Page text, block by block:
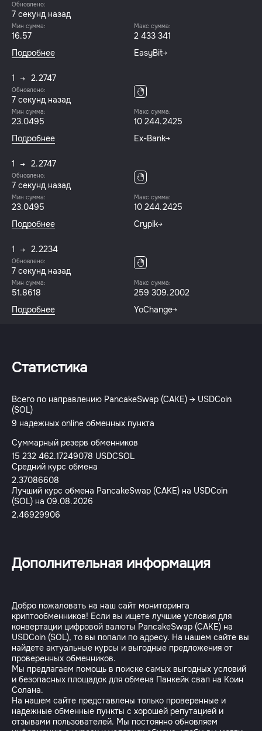
Обновлено:
8 секунд назад
Мин сумма:
16.57
Макс сумма:
2 433 341
Подробнее
EasyBit
1 2.2747
Обновлено:
8 секунд назад
Мин сумма:
23.0495
Макс сумма:
10 244.2425
Подробнее
Ex-Bank
1 2.2747
Обновлено:
8 секунд назад
Мин сумма:
23.0495
Макс сумма:
10 244.2425
Подробнее
Crypik
1 2.2234
Обновлено:
8 секунд назад
Мин сумма:
51.8618
Макс сумма:
259 309.2002
Подробнее
YoChange
Статистика
Всего по направлению PancakeSwap (CAKE) → USDCoin
(SOL)
9 надежных online обменных пункта
Суммарный резерв обменников
15 232 462.17249078 USDCSOL
Средний курс обмена
2.37086608
Лучший курс обмена PancakeSwap (CAKE) на USDCoin
(SOL) на 09.08.2026
2.46929906
Дополнительная информация
Добро пожаловать на наш сайт мониторинга
криптообменников! Если вы ищете лучшие условия для
конвертации цифровой валюты PancakeSwap (CAKE) на
USDCoin (SOL), то вы попали по адресу. На нашем сайте вы
найдете актуальные курсы и выгодные предложения от
проверенных обменников.
Мы предлагаем помощь в поиске самых выгодных условий
и безопасных площадок для обмена Панкейк свап на Коин
Солана.
На нашем сайте представлены только проверенные и
надежные обменные пункты с хорошей репутацией и
отзывами пользователей. Мы постоянно обновляем